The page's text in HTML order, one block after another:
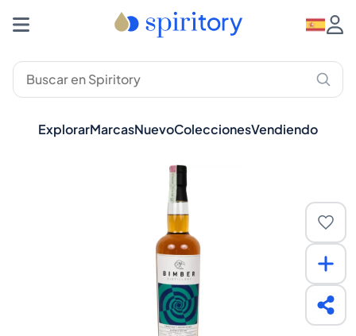
ExplorarMarcasNuevoColeccionesVendiendo